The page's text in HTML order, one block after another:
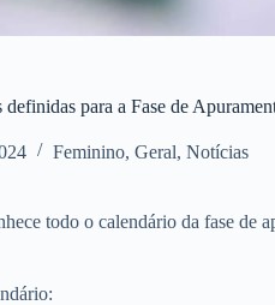
para a Fase de
Feminino,Geral,Notícias
todo o calendário da fase de